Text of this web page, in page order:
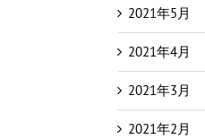
2021年5月
2021年4月
2021年3月
2021年2月